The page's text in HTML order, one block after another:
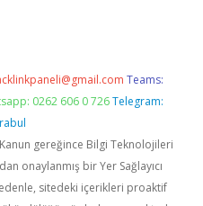
Teams:
0262 606 0 726 Telegram:
Kanun gereğince Bilgi Teknolojileri
onaylanmış bir Yer Sağlayıcı
sitedeki içerikleri proaktif